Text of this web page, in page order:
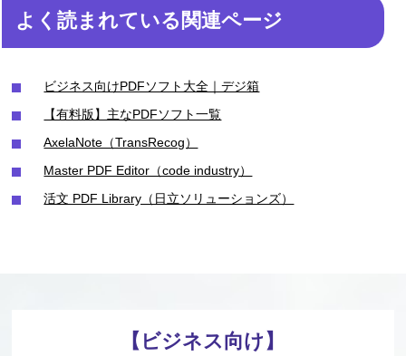
よく読まれている関連ページ
ビジネス向けPDFソフト大全｜デジ箱
【有料版】主なPDFソフト一覧
AxelaNote（TransRecog）
Master PDF Editor（code industry）
活文 PDF Library（日立ソリューションズ）
【ビジネス向け】